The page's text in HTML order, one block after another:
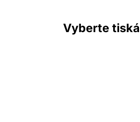
Vyberte